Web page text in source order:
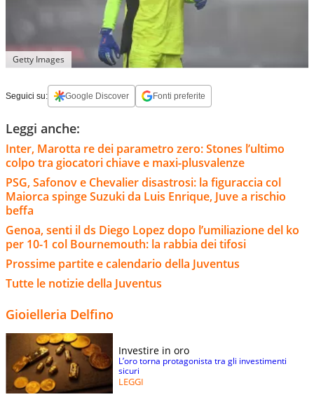
Getty Images
Seguici su: Google Discover Fonti preferite
Leggi anche:
Inter, Marotta re dei parametro zero: Stones l’ultimo
colpo tra giocatori chiave e maxi-plusvalenze
PSG, Safonov e Chevalier disastrosi: la figuraccia col
Maiorca spinge Suzuki da Luis Enrique, Juve a rischio
beffa
Genoa, senti il ds Diego Lopez dopo l’umiliazione del ko
per 10-1 col Bournemouth: la rabbia dei tifosi
Prossime partite e calendario della Juventus
Tutte le notizie della Juventus
Gioielleria Delfino
Investire in oro
L’oro torna protagonista tra gli investimenti
sicuri
LEGGI